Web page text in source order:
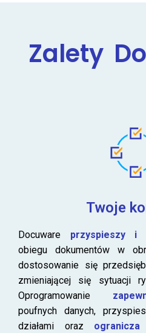
Zalety
Twoje
Docuware przyspieszy i
obiegu dokumentów w
dostosowanie się
zmieniającej się sytuacji
Oprogramowanie
poufnych danych,
działami oraz